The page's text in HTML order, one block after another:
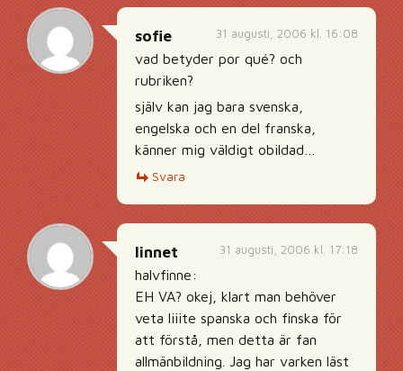
31 augusti, 2006 kl. 16:08
sofie
vad betyder por qué? och
rubriken?
själv kan jag bara svenska,
engelska och en del franska,
känner mig väldigt obildad…
Svara
31 augusti, 2006 kl. 17:18
linnet
halvfinne:
EH VA? okej, klart man behöver
veta liiite spanska och finska för
att förstå, men detta är fan
allmänbildning. Jag har varken läst